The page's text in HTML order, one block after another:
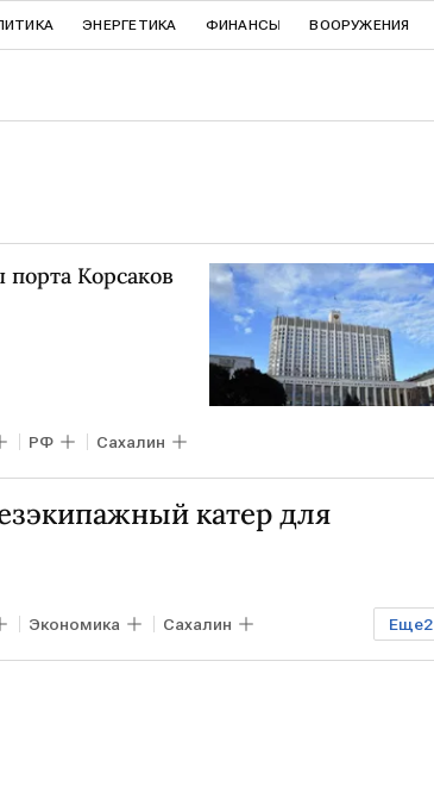
ЭНЕРГЕТИКА ФИНАНСЫ ВООРУЖЕНИЯ
Корсаков
РФ Сахалин
катер для
Еще2
Экономика Сахалин